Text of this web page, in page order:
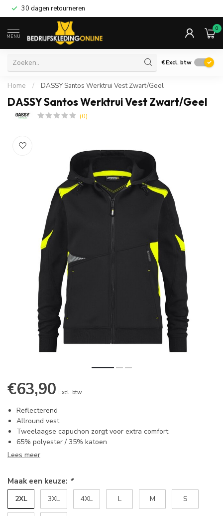
30 dagen retourneren
MENU
0
€Excl. btw
Home / DASSY Santos Werktrui Vest Zwart/Geel
DASSY Santos Werktrui Vest Zwart/Geel
(0)
€63,90 Excl. btw
Reflecterend
Allround vest
Tweelaagse capuchon zorgt voor extra comfort
65% polyester / 35% katoen
Lees meer
Maak een keuze: *
2XL 3XL 4XL L M S